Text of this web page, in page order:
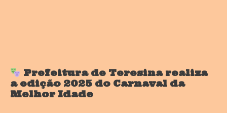
Prefeitura de Teresina realiza
a edição 2025 do Carnaval da
Melhor Idade